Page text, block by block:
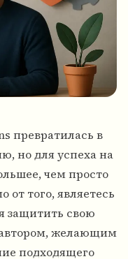
превратилась в
но для успеха на
чем просто
того, являетесь
защитить свою
желающим
подходящего